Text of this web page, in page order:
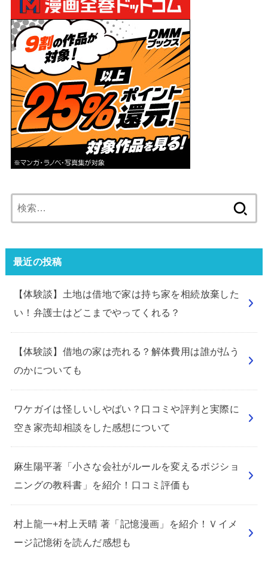
索:
最近の投稿
【体験談】土地は借地で家は持ち家を相続放棄した
い！弁護士はどこまでやってくれる？
【体験談】借地の家は売れる？解体費用は誰が払う
のかについても
ワケガイは怪しいしやばい？口コミや評判と実際に
空き家売却相談をした感想について
麻生陽平著「小さな会社がルールを変えるポジショ
ニングの教科書」を紹介！口コミ評価も
村上龍一+村上天晴 著「記憶漫画」を紹介！Ｖイメ
ージ記憶術を読んだ感想も